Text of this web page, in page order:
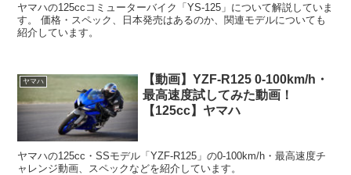
ヤマハの125ccコミューターバイク「YS-125」について解説していま
す。 価格・スペック、日本発売はあるのか、関連モデルについても
紹介しています。
ヤマハ
【動画】YZF-R125 0-100km/h・
最高速度試してみた動画！
【125cc】ヤマハ
ヤマハの125cc・SSモデル「YZF-R125」の0-100km/h・最高速度チ
ャレンジ動画、スペックなどを紹介しています。